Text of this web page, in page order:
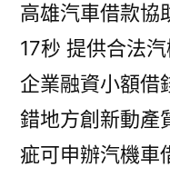
高雄汽車借款協
17秒 提供合法
企業融資小額借
錯地方創新動產
疵可申辦汽機車